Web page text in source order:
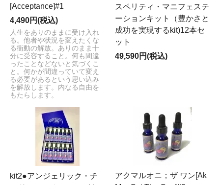
[Acceptance]#1
4,490円(税込)
人生をありのままに受け入れ
る。他者や状況を変えたくな
る衝動の解放。ありのまま十
分に受容すること。何も間違
ったことなどないと気づくこ
と。何かが間違っていて変え
る必要があるという思い込み
を解放します。内なる自由を
もたらします。
スペリティ・マニフェステ
ーションキット（豊かさと
成功を実現するkit)12本セ
ット
49,590円(税込)
kit2●アンジェリック・チ
アクマルオニ；ザ ワン[Ak